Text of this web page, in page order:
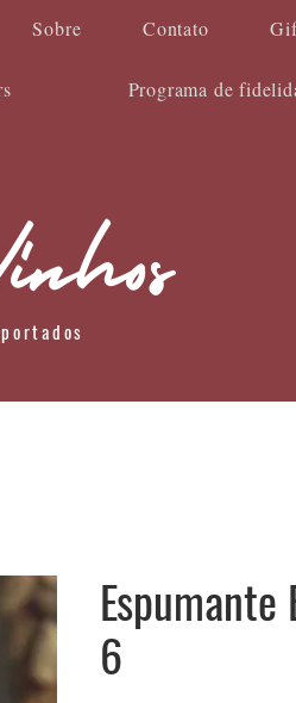
Sobre Contato
Programa de
6